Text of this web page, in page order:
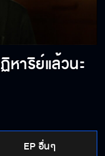
หาริย์แล้วนะ
EP อื่นๆ
ยบน่ารังเกียจไปมั้ง
แน่ๆ แล้วครู